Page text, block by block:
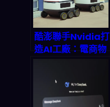
酷澎聯手Nvidia打
造AI工廠：電商物
流的下一場算力革